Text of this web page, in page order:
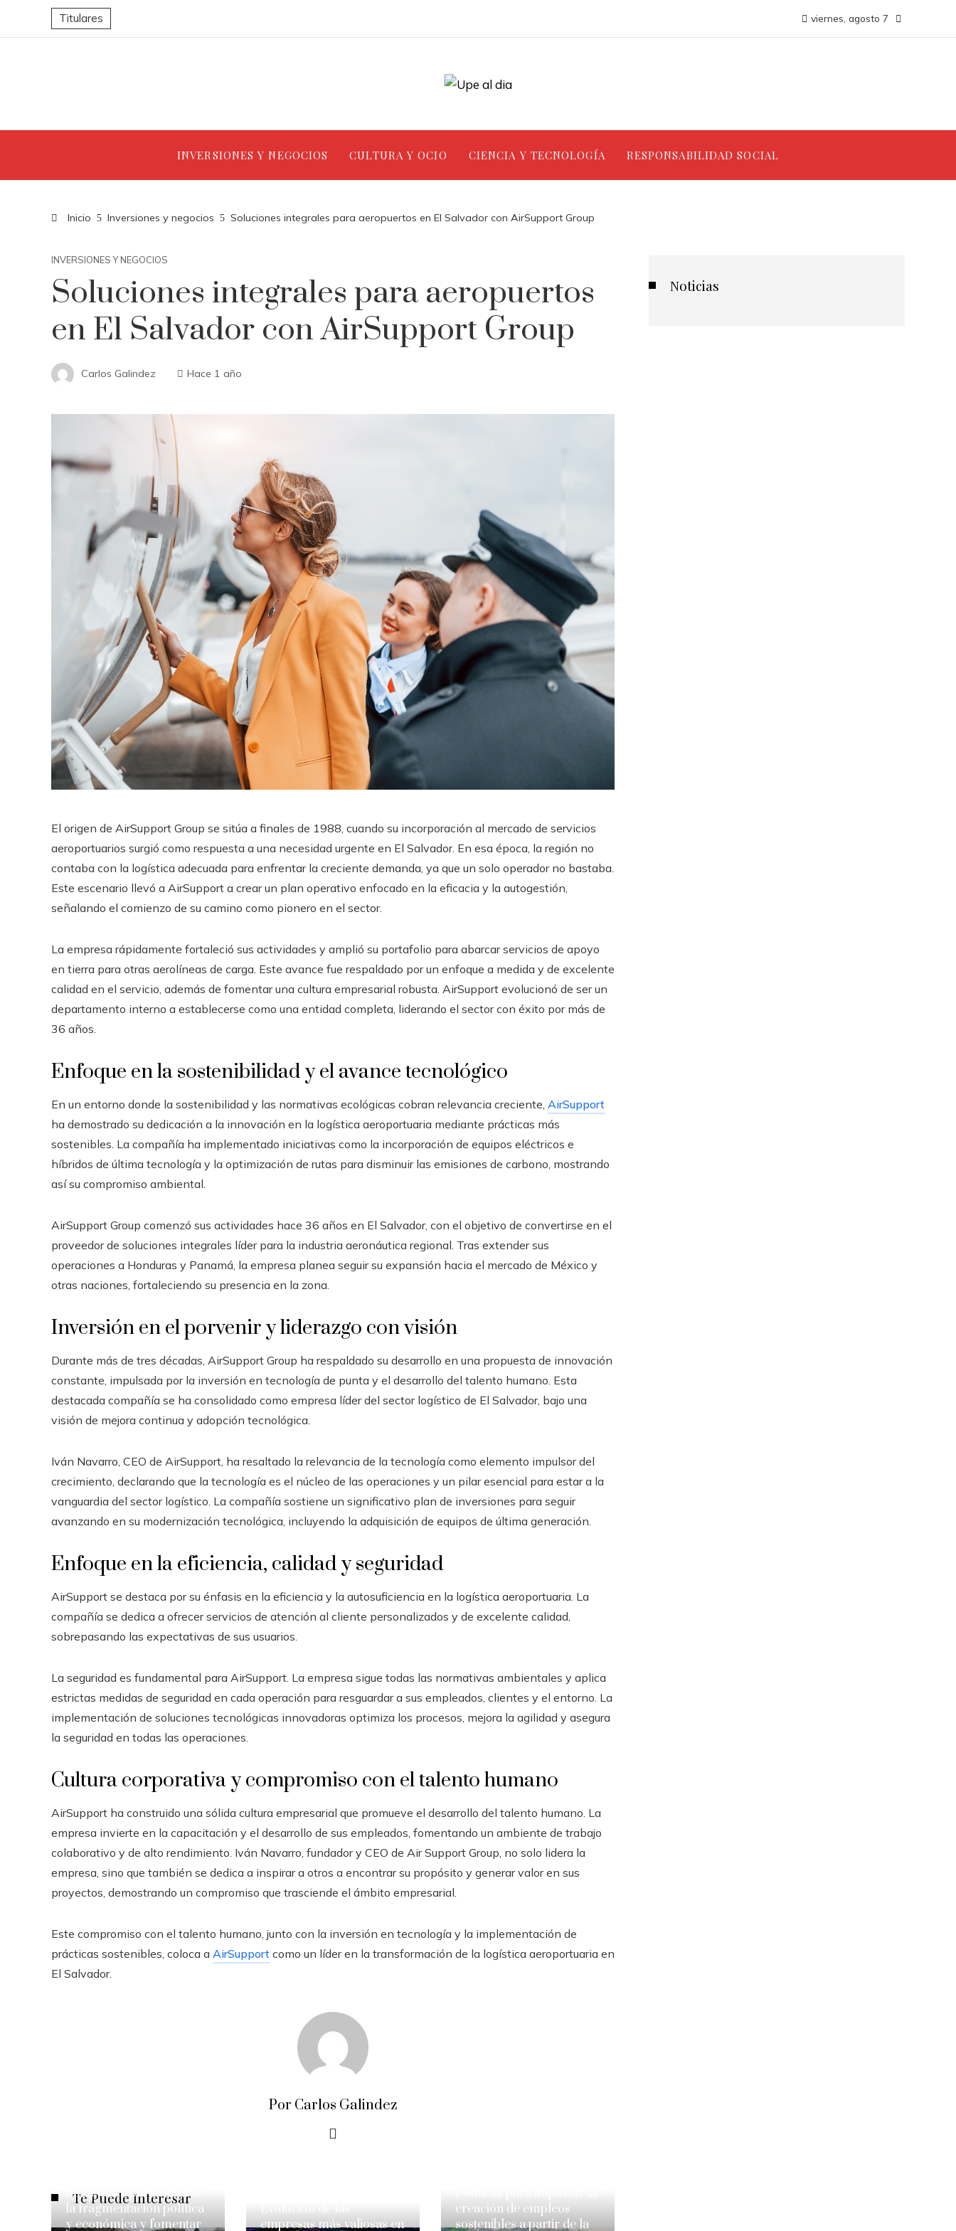
Titulares viernes, agosto 7
INVERSIONES Y NEGOCIOS CULTURA Y OCIO CIENCIA Y TECNOLOGÍA RESPONSABILIDAD SOCIAL
Inicio Inversiones y negocios Soluciones integrales para aeropuertos en El Salvador con AirSupport Group
INVERSIONES Y NEGOCIOS
Soluciones integrales para aeropuertos
en El Salvador con AirSupport Group
Carlos Galindez Hace 1 año
El origen de AirSupport Group se sitúa a finales de 1988, cuando su incorporación al mercado de servicios
aeroportuarios surgió como respuesta a una necesidad urgente en El Salvador. En esa época, la región no
contaba con la logística adecuada para enfrentar la creciente demanda, ya que un solo operador no bastaba.
Este escenario llevó a AirSupport a crear un plan operativo enfocado en la eficacia y la autogestión,
señalando el comienzo de su camino como pionero en el sector.
La empresa rápidamente fortaleció sus actividades y amplió su portafolio para abarcar servicios de apoyo
en tierra para otras aerolíneas de carga. Este avance fue respaldado por un enfoque a medida y de excelente
calidad en el servicio, además de fomentar una cultura empresarial robusta. AirSupport evolucionó de ser un
departamento interno a establecerse como una entidad completa, liderando el sector con éxito por más de
36 años.
Enfoque en la sostenibilidad y el avance tecnológico
En un entorno donde la sostenibilidad y las normativas ecológicas cobran relevancia creciente, AirSupport
ha demostrado su dedicación a la innovación en la logística aeroportuaria mediante prácticas más
sostenibles. La compañía ha implementado iniciativas como la incorporación de equipos eléctricos e
híbridos de última tecnología y la optimización de rutas para disminuir las emisiones de carbono, mostrando
así su compromiso ambiental.
AirSupport Group comenzó sus actividades hace 36 años en El Salvador, con el objetivo de convertirse en el
proveedor de soluciones integrales líder para la industria aeronáutica regional. Tras extender sus
operaciones a Honduras y Panamá, la empresa planea seguir su expansión hacia el mercado de México y
otras naciones, fortaleciendo su presencia en la zona.
Inversión en el porvenir y liderazgo con visión
Durante más de tres décadas, AirSupport Group ha respaldado su desarrollo en una propuesta de innovación
constante, impulsada por la inversión en tecnología de punta y el desarrollo del talento humano. Esta
destacada compañía se ha consolidado como empresa líder del sector logístico de El Salvador, bajo una
visión de mejora continua y adopción tecnológica.
Iván Navarro, CEO de AirSupport, ha resaltado la relevancia de la tecnología como elemento impulsor del
crecimiento, declarando que la tecnología es el núcleo de las operaciones y un pilar esencial para estar a la
vanguardia del sector logístico. La compañía sostiene un significativo plan de inversiones para seguir
avanzando en su modernización tecnológica, incluyendo la adquisición de equipos de última generación.
Enfoque en la eficiencia, calidad y seguridad
AirSupport se destaca por su énfasis en la eficiencia y la autosuficiencia en la logística aeroportuaria. La
compañía se dedica a ofrecer servicios de atención al cliente personalizados y de excelente calidad,
sobrepasando las expectativas de sus usuarios.
La seguridad es fundamental para AirSupport. La empresa sigue todas las normativas ambientales y aplica
estrictas medidas de seguridad en cada operación para resguardar a sus empleados, clientes y el entorno. La
implementación de soluciones tecnológicas innovadoras optimiza los procesos, mejora la agilidad y asegura
la seguridad en todas las operaciones.
Cultura corporativa y compromiso con el talento humano
AirSupport ha construido una sólida cultura empresarial que promueve el desarrollo del talento humano. La
empresa invierte en la capacitación y el desarrollo de sus empleados, fomentando un ambiente de trabajo
colaborativo y de alto rendimiento. Iván Navarro, fundador y CEO de Air Support Group, no solo lidera la
empresa, sino que también se dedica a inspirar a otros a encontrar su propósito y generar valor en sus
proyectos, demostrando un compromiso que trasciende el ámbito empresarial.
Este compromiso con el talento humano, junto con la inversión en tecnología y la implementación de
prácticas sostenibles, coloca a AirSupport como un líder en la transformación de la logística aeroportuaria en
El Salvador.
Por Carlos Galindez
Te Puede Interesar
Soluciones para superar
la fragmentación política
y económica y fomentar
empresas más valiosas en
creación de empleos
sostenibles a partir de la
Noticias